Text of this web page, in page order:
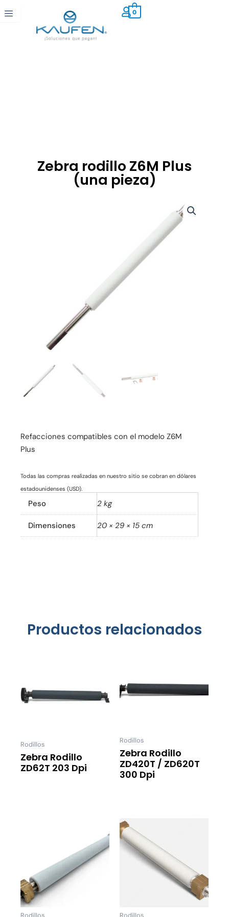
al
contenido
0
Zebra rodillo Z6M Plus
(una pieza)
Refacciones compatibles con el modelo Z6M
Plus
Todas las compras realizadas en nuestro sitio se cobran en dólares
estadounidenses (USD).
Peso 2 kg
Dimensiones 20 × 29 × 15 cm
Productos relacionados
Rodillos
Zebra Rodillo
ZD62T 203 Dpi
Rodillos
Zebra Rodillo
ZD420T / ZD620T
300 Dpi
Rodillos Rodillos